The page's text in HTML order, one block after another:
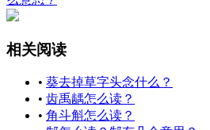
相关阅读
• 葵去掉草字头念什么？
• 齿禹龋怎么读？
• 角斗斛怎么读？